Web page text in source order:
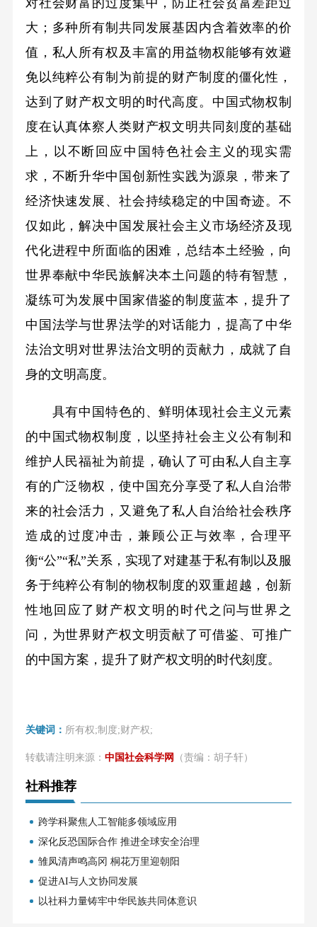
大；多种所有制共同发展基因内含着效率的价
值，私人所有权及丰富的用益物权能够有效避
免以纯粹公有制为前提的财产制度的僵化性，
达到了财产权文明的时代高度。中国式物权制
度在认真体察人类财产权文明共同刻度的基础
上，以不断回应中国特色社会主义的现实需
求，不断升华中国创新性实践为源泉，带来了
经济快速发展、社会持续稳定的中国奇迹。不
仅如此，解决中国发展社会主义市场经济及现
代化进程中所面临的困难，总结本土经验，向
世界奉献中华民族解决本土问题的特有智慧，
凝练可为发展中国家借鉴的制度蓝本，提升了
中国法学与世界法学的对话能力，提高了中华
法治文明对世界法治文明的贡献力，成就了自
身的文明高度。
具有中国特色的、鲜明体现社会主义元素
的中国式物权制度，以坚持社会主义公有制和
维护人民福祉为前提，确认了可由私人自主享
有的广泛物权，使中国充分享受了私人自治带
来的社会活力，又避免了私人自治给社会秩序
造成的过度冲击，兼顾公正与效率，合理平
衡“公”“私”关系，实现了对建基于私有制以及服
务于纯粹公有制的物权制度的双重超越，创新
性地回应了财产权文明的时代之问与世界之
问，为世界财产权文明贡献了可借鉴、可推广
的中国方案，提升了财产权文明的时代刻度。
关键词： 所有权;制度;财产权;
转载请注明来源： 中国社会科学网 （责编：胡子轩）
社科推荐
跨学科聚焦人工智能多领域应用
深化反恐国际合作 推进全球安全治理
雏凤清声鸣高冈 桐花万里迎朝阳
促进AI与人文协同发展
以社科力量铸牢中华民族共同体意识